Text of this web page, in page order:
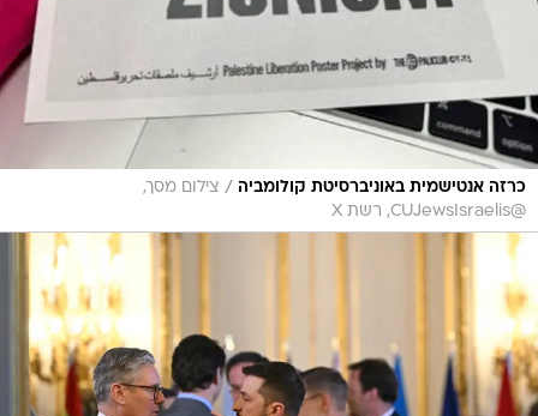
כרזה אנטישמית באוניברסיטת קולומביה / צילום מסך,
@CUJewsIsraelis, רשת X